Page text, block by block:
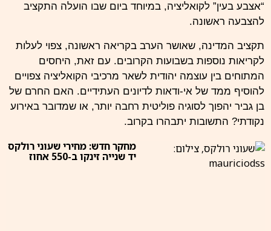
“אצבע בעין” לקואליציה, במיוחד ביום שבו הועלה התקציב
להצבעה ראשונה.
תקציב המדינה, שאושר הערב בקריאה ראשונה, צפוי לעלות
לקריאות נוספות בשבועות הקרובים. עם זאת, היחסים
המתוחים בין עוצמה יהודית לשאר מרכיבי הקואליציה צפויים
להוסיף ממד של אי-ודאות לדיונים העתידיים. האם החרם של
בן גביר יהפוך לסוגיה פוליטית רחבה יותר, או שמדובר באירוע
נקודתי? התשובות יתבהרו בקרוב.
מחקר חדש: מחירי שעוני רולקס
יד שנייה זינקו ב-550 אחוז